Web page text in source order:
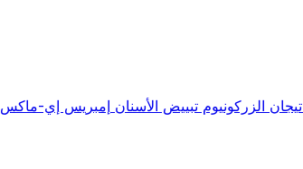
تيجان الزركونيوم تبييض الأسنان إمبريس إي-ماكس